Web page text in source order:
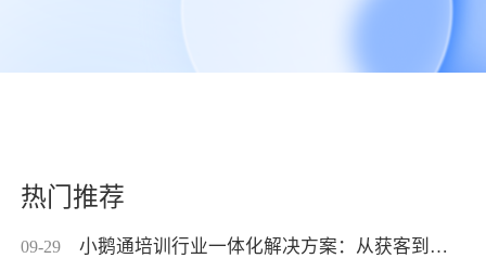
热门推荐
09-29 小鹅通培训行业一体化解决方案：从获客到交付，帮你打通增长全链路！